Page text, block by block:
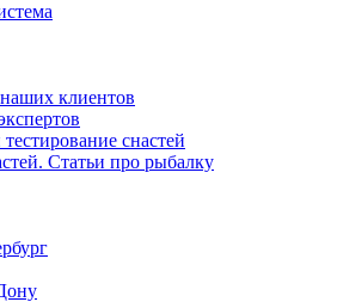
клиентов
снастей
Статьи про рыбалку